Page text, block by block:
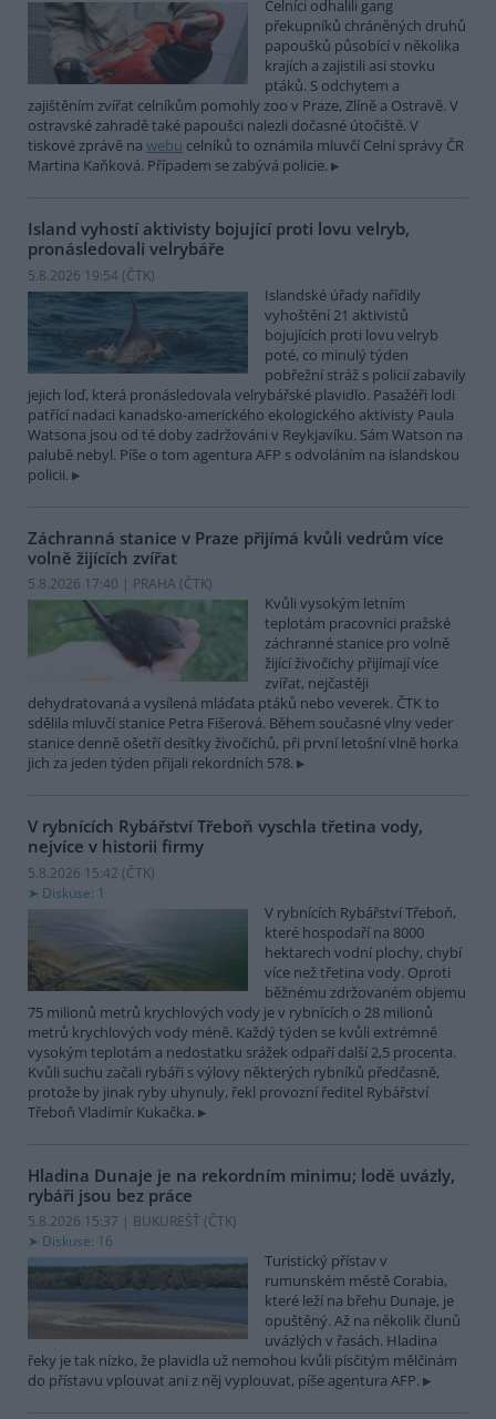
Celníci odhalili gang
překupníků chráněných druhů
papoušků působící v několika
krajích a zajistili asi stovku
ptáků. S odchytem a
zajištěním zvířat celníkům pomohly zoo v Praze, Zlíně a Ostravě. V
ostravské zahradě také papoušci nalezli dočasné útočiště. V
tiskové zprávě na webu celníků to oznámila mluvčí Celní správy ČR
Martina Kaňková. Případem se zabývá policie.
Island vyhostí aktivisty bojující proti lovu velryb,
pronásledovali velrybáře
5.8.2026 19:54 (ČTK)
Islandské úřady nařídily
vyhoštění 21 aktivistů
bojujících proti lovu velryb
poté, co minulý týden
pobřežní stráž s policií zabavily
jejich loď, která pronásledovala velrybářské plavidlo. Pasažéři lodi
patřící nadaci kanadsko-amerického ekologického aktivisty Paula
Watsona jsou od té doby zadržováni v Reykjavíku. Sám Watson na
palubě nebyl. Píše o tom agentura AFP s odvoláním na islandskou
policii.
Záchranná stanice v Praze přijímá kvůli vedrům více
volně žijících zvířat
5.8.2026 17:40 | PRAHA (ČTK)
Kvůli vysokým letním
teplotám pracovníci pražské
záchranné stanice pro volně
žijící živočichy přijímají více
zvířat, nejčastěji
dehydratovaná a vysílená mláďata ptáků nebo veverek. ČTK to
sdělila mluvčí stanice Petra Fišerová. Během současné vlny veder
stanice denně ošetří desítky živočichů, při první letošní vlně horka
jich za jeden týden přijali rekordních 578.
V rybnících Rybářství Třeboň vyschla třetina vody,
nejvíce v historii firmy
5.8.2026 15:42 (ČTK)
Diskuse: 1
V rybnících Rybářství Třeboň,
které hospodaří na 8000
hektarech vodní plochy, chybí
více než třetina vody. Oproti
běžnému zdržovaném objemu
75 milionů metrů krychlových vody je v rybnících o 28 milionů
metrů krychlových vody méně. Každý týden se kvůli extrémně
vysokým teplotám a nedostatku srážek odpaří další 2,5 procenta.
Kvůli suchu začali rybáři s výlovy některých rybníků předčasně,
protože by jinak ryby uhynuly, řekl provozní ředitel Rybářství
Třeboň Vladimír Kukačka.
Hladina Dunaje je na rekordním minimu; lodě uvázly,
rybáři jsou bez práce
5.8.2026 15:37 | BUKUREŠŤ (ČTK)
Diskuse: 16
Turistický přístav v
rumunském městě Corabia,
které leží na břehu Dunaje, je
opuštěný. Až na několik člunů
uvázlých v řasách. Hladina
řeky je tak nízko, že plavidla už nemohou kvůli písčitým mělčinám
do přístavu vplouvat ani z něj vyplouvat, píše agentura AFP.